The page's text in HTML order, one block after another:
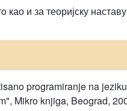
као и за теоријску
programiranje na jeziku
Mikro knjiga, Beograd,